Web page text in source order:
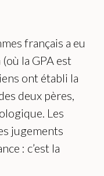
français a eu
la GPA est
ont établi la
deux pères,
Les
jugements
: c’est la